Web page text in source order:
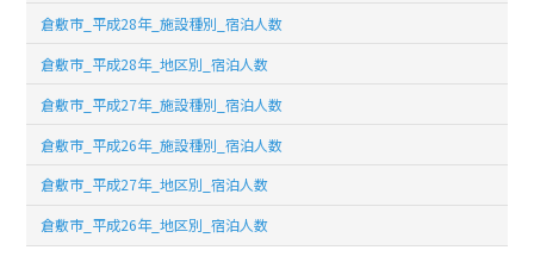
倉敷市_平成28年_施設種別_宿泊人数
倉敷市_平成28年_地区別_宿泊人数
倉敷市_平成27年_施設種別_宿泊人数
倉敷市_平成26年_施設種別_宿泊人数
倉敷市_平成27年_地区別_宿泊人数
倉敷市_平成26年_地区別_宿泊人数